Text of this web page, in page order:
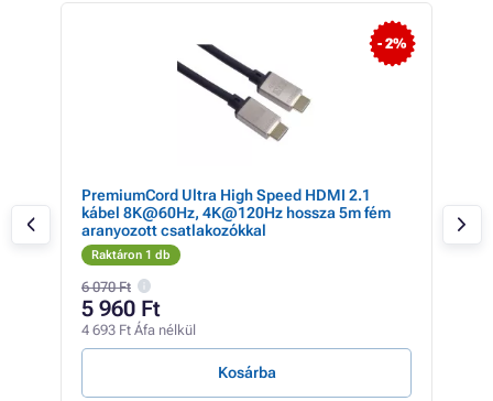
- 2%
PremiumCord Ultra High Speed HDMI 2.1
kábel 8K@60Hz, 4K@120Hz hossza 5m fém
aranyozott csatlakozókkal
Raktáron 1 db
6 070 Ft
5 960 Ft
4 693 Ft Áfa nélkül
Kosárba